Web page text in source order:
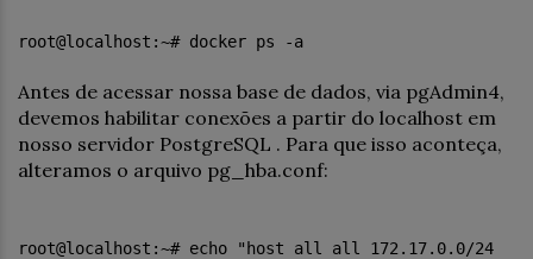
root@localhost:~# docker ps -a
Antes de acessar nossa base de dados, via pgAdmin4,
devemos habilitar conexões a partir do localhost em
nosso servidor PostgreSQL . Para que isso aconteça,
alteramos o arquivo pg_hba.conf:
root@localhost:~# echo "host all all 172.17.0.0/24